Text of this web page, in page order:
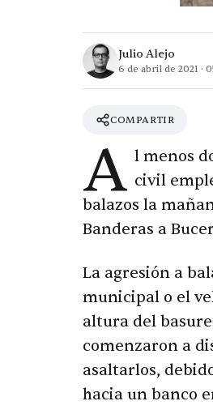
Julio Alejo
6 de abril de 2021 ·
COMPARTIR
A l menos
civil
balazos la
Banderas a
La agresión a
municipal o el
altura del
comenzaron a
asaltarlos,
hacia un banco